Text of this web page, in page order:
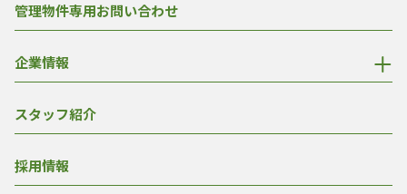
管理物件専用お問い合わせ
企業情報
スタッフ紹介
採用情報